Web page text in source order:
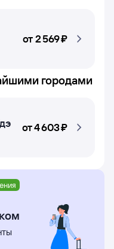
от2 ⁠569 ⁠₽
городами
от4 ⁠603 ⁠₽